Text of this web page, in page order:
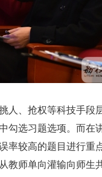
、抢权等科技手段
勾选习题选项。而在
率较高的题目进行
教师单向灌输向师生